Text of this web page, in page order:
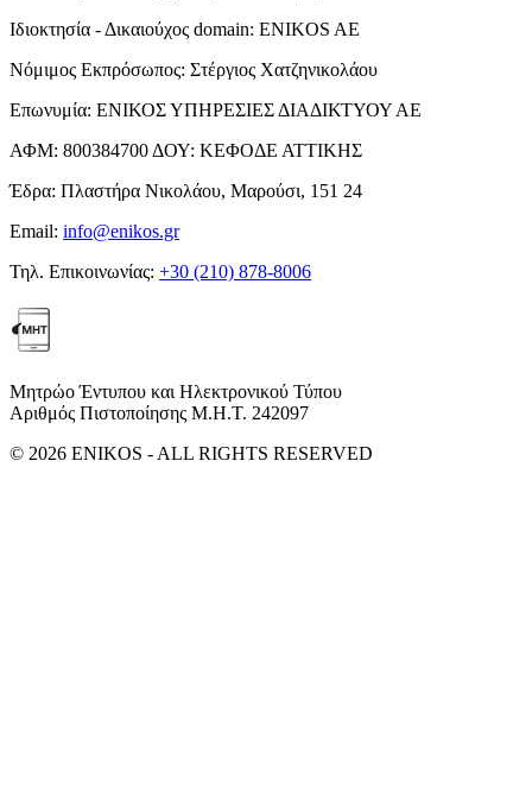
Ιδιοκτησία - Δικαιούχος domain: ENIKOS AE
Νόμιμος Εκπρόσωπος: Στέργιος Χατζηνικολάου
Επωνυμία: ΕΝΙΚΟΣ ΥΠΗΡΕΣΙΕΣ ΔΙΑΔΙΚΤΥΟΥ ΑΕ
ΑΦΜ: 800384700 ΔΟΥ: ΚΕΦΟΔΕ ΑΤΤΙΚΗΣ
Έδρα: Πλαστήρα Νικολάου, Μαρούσι, 151 24
Email: info@enikos.gr
Τηλ. Επικοινωνίας: +30 (210) 878-8006
Μητρώο Έντυπου και Ηλεκτρονικού Τύπου
Αριθμός Πιστοποίησης Μ.Η.Τ. 242097
© 2026 ENIKOS - ALL RIGHTS RESERVED